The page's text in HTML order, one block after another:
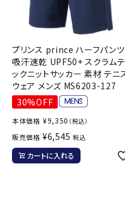
プリンス prince ハーフパンツ
吸汗速乾 UPF50+ スクラムテ
ックニットサッカー 素材 テニ
ウェア メンズ MS6203-127
30%OFF
本体価格 ¥9,350 （税込）
販売価格 ¥6,545 税込
カートに入れる